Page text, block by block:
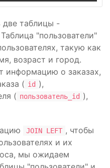
две таблицы -
"пользователи"
такую как
возраст и город.
информацию о заказах,
( id ),
( пользователь_id ),
JOIN LEFT , чтобы
и их
мы ожидаем